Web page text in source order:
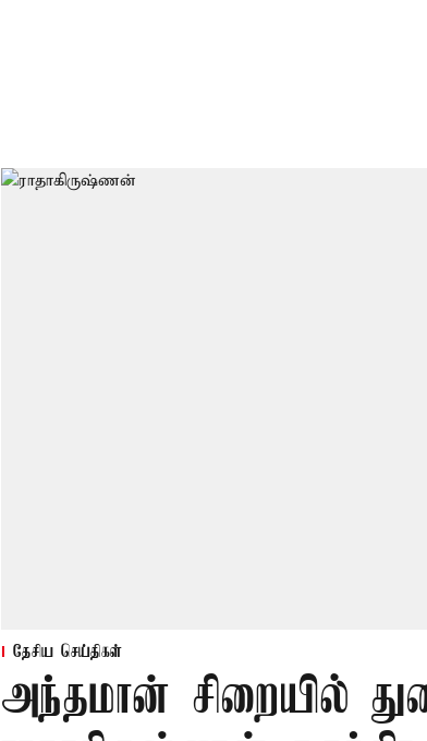
தேசிய செய்திகள்
அந்தமான் சிறையில்